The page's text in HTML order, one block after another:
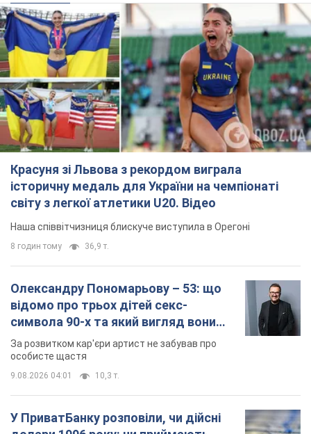
Красуня зі Львова з рекордом виграла
історичну медаль для України на чемпіонаті
світу з легкої атлетики U20. Відео
Наша співвітчизниця блискуче виступила в Орегоні
8 годин тому 36,9 т.
Олександру Пономарьову – 53: що
відомо про трьох дітей секс-
символа 90-х та який вигляд вони
мають
За розвитком кар'єри артист не забував про
особисте щастя
9.08.2026 04:01 10,3 т.
У ПриватБанку розповіли, чи дійсні